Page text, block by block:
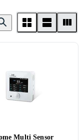
Multi Sensor